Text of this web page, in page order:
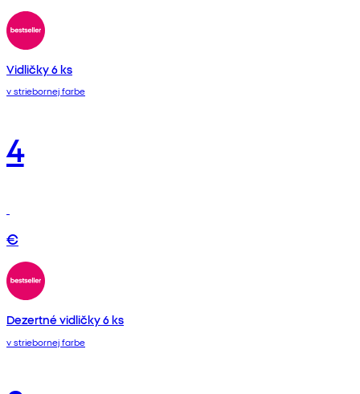
Vidličky 6 ks
v striebornej farbe
4
€
Dezertné vidličky 6 ks
v striebornej farbe